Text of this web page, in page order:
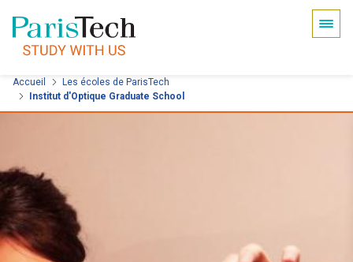
Aller
Accueil
Les écoles de ParisTech
Institut d'Optique Graduate School